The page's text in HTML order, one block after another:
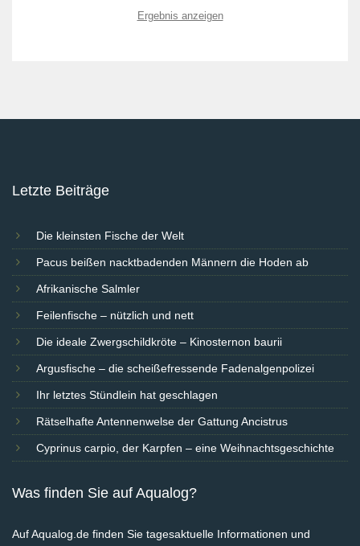
Ergebnis anzeigen
Letzte Beiträge
Die kleinsten Fische der Welt
Pacus beißen nacktbadenden Männern die Hoden ab
Afrikanische Salmler
Feilenfische – nützlich und nett
Die ideale Zwergschildkröte – Kinosternon baurii
Argusfische – die scheißefressende Fadenalgenpolizei
Ihr letztes Stündlein hat geschlagen
Rätselhafte Antennenwelse der Gattung Ancistrus
Cyprinus carpio, der Karpfen – eine Weihnachtsgeschichte
Was finden Sie auf Aqualog?
Auf Aqualog.de finden Sie tagesaktuelle Informationen und